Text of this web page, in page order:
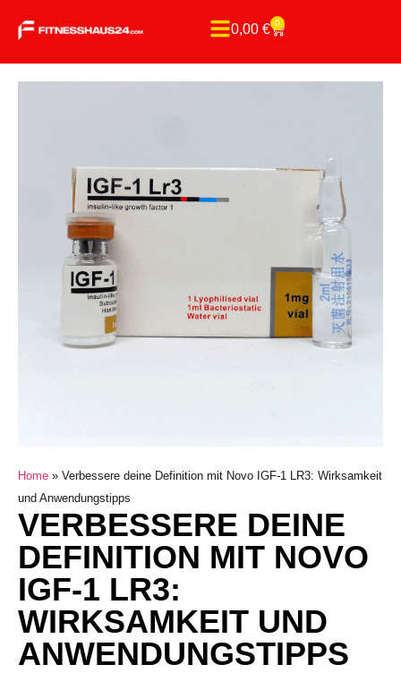
0,00 € 0
Home » Verbessere deine Definition mit Novo IGF-1 LR3: Wirksamkeit
und Anwendungstipps
VERBESSERE DEINE
DEFINITION MIT NOVO
IGF-1 LR3:
WIRKSAMKEIT UND
ANWENDUNGSTIPPS